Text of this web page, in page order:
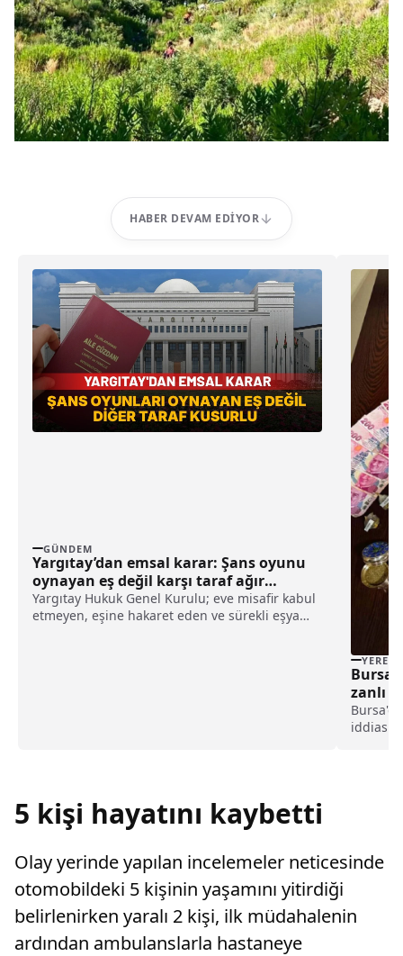
HABER DEVAM EDIYOR
GÜNDEM
Yargıtay’dan emsal karar: Şans oyunu
oynayan eş değil karşı taraf ağır
kusurlu sayıldı
Yargıtay Hukuk Genel Kurulu; eve misafir kabul
etmeyen, eşine hakaret eden ve sürekli eşya
YEREL
zanlı
5 kişi hayatını kaybetti
Olay yerinde yapılan incelemeler neticesinde
otomobildeki 5 kişinin yaşamını yitirdiği
belirlenirken yaralı 2 kişi, ilk müdahalenin
ardından ambulanslarla hastaneye